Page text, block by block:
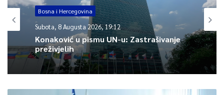
Nakon smrti Mire Jurić, za zamjenika predsjedavajućeg
Gradskog vijeća izabran je Miro Lazović. Kandidati su bili i Sead
Srna te Denis Stojnić.
Dženita Bravić, TVSA
Bosna i Hercegovina
Subota, 8 Augusta 2026, 19:12
Konaković u pismu UN-u: Zastrašivanje
preživjelih